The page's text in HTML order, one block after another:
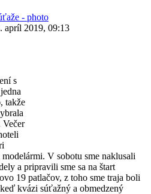
- photo
apríl 2019, 09:13
s
takže
Večer
V sobotu sme naklusali
a pripravili sme sa na štart
19 patlačov, z toho sme traja boli
kvázi súťažný a obmedzený